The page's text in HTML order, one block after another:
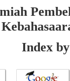
Index by